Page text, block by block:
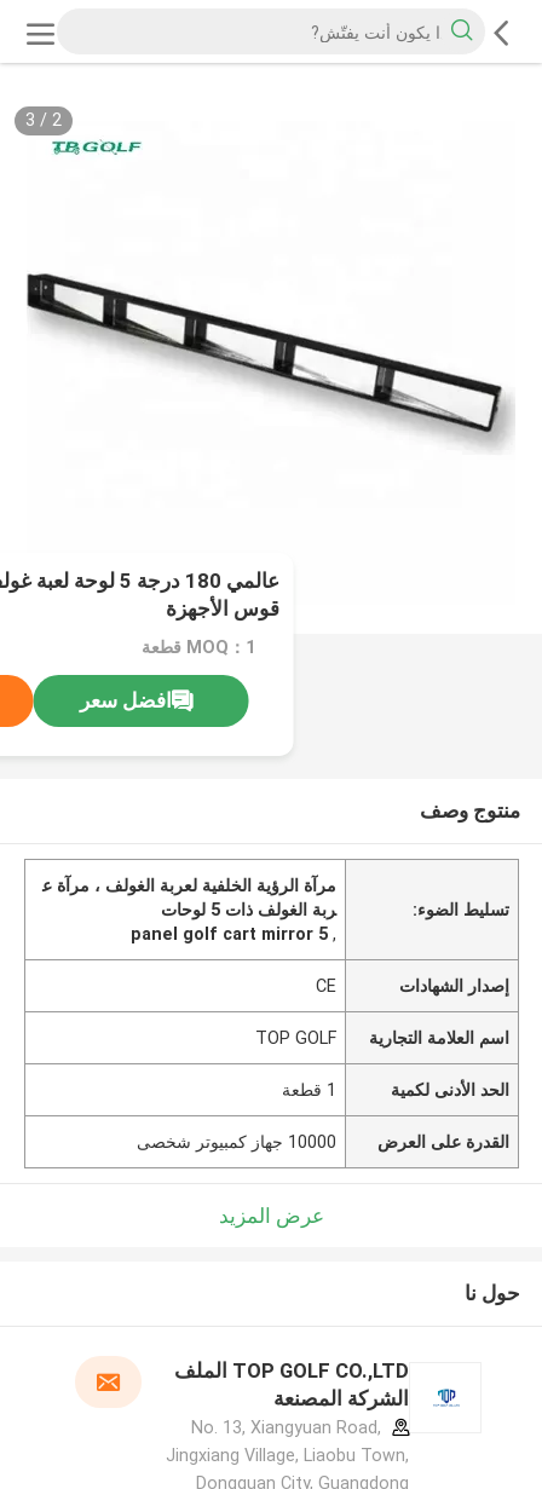
2
/
3
عالمي 180 درجة 5
قوس الأجهزة
MOQ：1 قطعة
افضل سعر
منتوج وصف
تسليط الضوء:
مرآة الرؤية الخلفية لعربة الغولف ، مرآة ع
ربة الغولف ذات 5 لوحات
,
5 panel golf cart mirror
إصدار الشهادات CE
اسم العلامة التجارية TOP GOLF
الحد الأدنى لكمية 1 قطعة
القدرة على العرض 10000 جهاز كمبيوتر شخصى
عرض المزيد
حول نا
TOP GOLF CO.,LTD الملف
الشركة المصنعة
No. 13, Xiangyuan Road,
Jingxiang Village, Liaobu Town,
Dongguan City, Guangdong